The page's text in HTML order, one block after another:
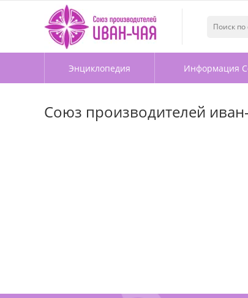
Энциклопедия Информация
Союз производителей